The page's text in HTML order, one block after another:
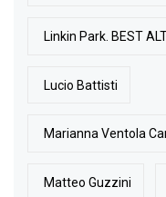
Linkin Park. BEST
Lucio Battisti
Marianna Ventola
Matteo Guzzini